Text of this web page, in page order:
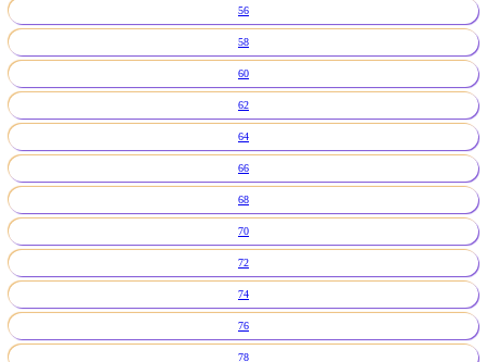
56
58
60
62
64
66
68
70
72
74
76
78